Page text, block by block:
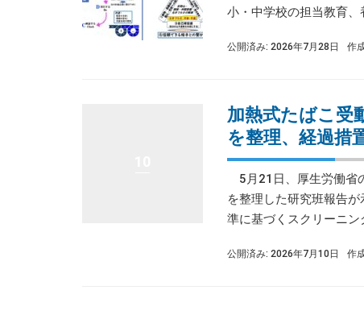
小・中学校の担当教育
公開済み: 2026年7月28日 作
加熱式たばこ受
を整理、経過措
5月21日、厚生労働省
を整理した研究班報告
準に基づくスクリーニン
公開済み: 2026年7月10日 作